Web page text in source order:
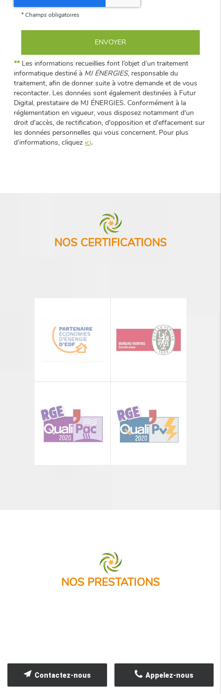
*Champs obligatoires
**Les informations recueillies font l’objet d’un traitement
informatique destiné àMJ ÉNERGIES, responsable du
traitement, afin de donner suite à votre demande et de vous
recontacter. Les données sont également destinées à Futur
Digital, prestataire de MJ ÉNERGIES. Conformément à la
réglementation en vigueur, vous disposez notamment d'un
droit d'accès, de rectification, d'opposition et d'effacement sur
les données personnelles qui vous concernent. Pour plus
d’informations, cliquez ici.
NOS CERTIFICATIONS
NOS PRESTATIONS
Appelez-nous
Contactez-nous